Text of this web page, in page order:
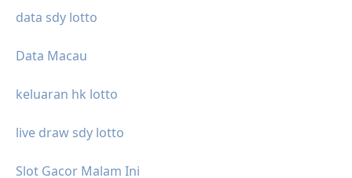
data sdy lotto
Data Macau
keluaran hk lotto
live draw sdy lotto
Slot Gacor Malam Ini